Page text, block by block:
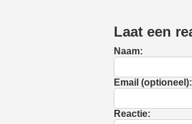
Laat een
Naam:
Email (optioneel):
Reactie: